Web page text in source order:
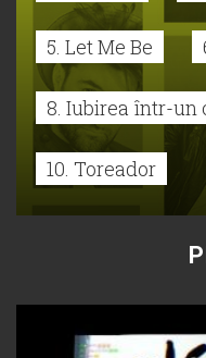
5. Let Me Be
8. Iubirea într-un
10. Toreador